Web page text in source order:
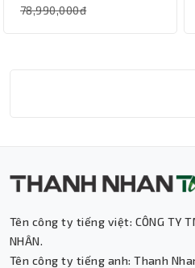
78,990,000đ
Tên công ty tiếng việt: CÔNG TY
NHÂN.
Tên công ty tiếng anh: Thanh
Trợ lý AI • Phản hồi